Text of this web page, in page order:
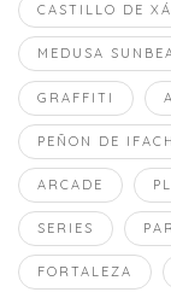
CASTILLO DE
MEDUSA
GRAFFITI
PEÑON DE IFACH
ARCADE
SERIES
FORTALEZA